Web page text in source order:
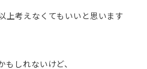
上考えなくてもいいと思います
しれないけど、